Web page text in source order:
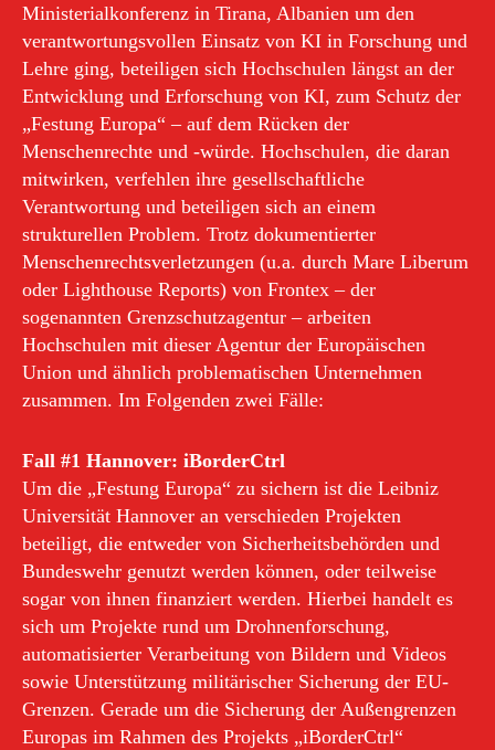
Ministerialkonferenz in Tirana, Albanien um den
verantwortungsvollen Einsatz von KI in Forschung und
Lehre ging, beteiligen sich Hochschulen längst an der
Entwicklung und Erforschung von KI, zum Schutz der
„Festung Europa“ – auf dem Rücken der
Menschenrechte und -würde. Hochschulen, die daran
mitwirken, verfehlen ihre gesellschaftliche
Verantwortung und beteiligen sich an einem
strukturellen Problem. Trotz dokumentierter
Menschenrechtsverletzungen (u.a. durch Mare Liberum
oder Lighthouse Reports) von Frontex – der
sogenannten Grenzschutzagentur – arbeiten
Hochschulen mit dieser Agentur der Europäischen
Union und ähnlich problematischen Unternehmen
zusammen. Im Folgenden zwei Fälle:
Fall #1 Hannover: iBorderCtrl
Um die „Festung Europa“ zu sichern ist die Leibniz
Universität Hannover an verschieden Projekten
beteiligt, die entweder von Sicherheitsbehörden und
Bundeswehr genutzt werden können, oder teilweise
sogar von ihnen finanziert werden. Hierbei handelt es
sich um Projekte rund um Drohnenforschung,
automatisierter Verarbeitung von Bildern und Videos
sowie Unterstützung militärischer Sicherung der EU-
Grenzen. Gerade um die Sicherung der Außengrenzen
Europas im Rahmen des Projekts „iBorderCtrl“